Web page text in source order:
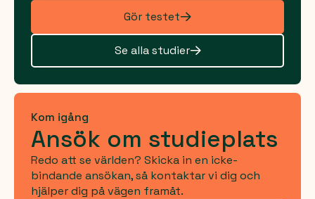
Gör testet
Se alla studier
Kom igång
Ansök om studieplats
Redo att se världen? Skicka in en icke-
bindande ansökan, så kontaktar vi dig och
hjälper dig på vägen framåt.